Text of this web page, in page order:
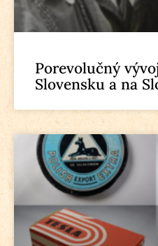
Porevolučný
Slovensku a na